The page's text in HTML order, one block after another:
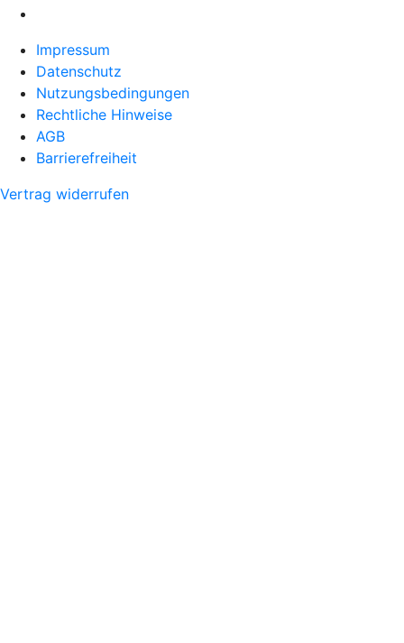
Impressum
Datenschutz
Nutzungsbedingungen
Rechtliche Hinweise
AGB
Barrierefreiheit
Vertrag widerrufen